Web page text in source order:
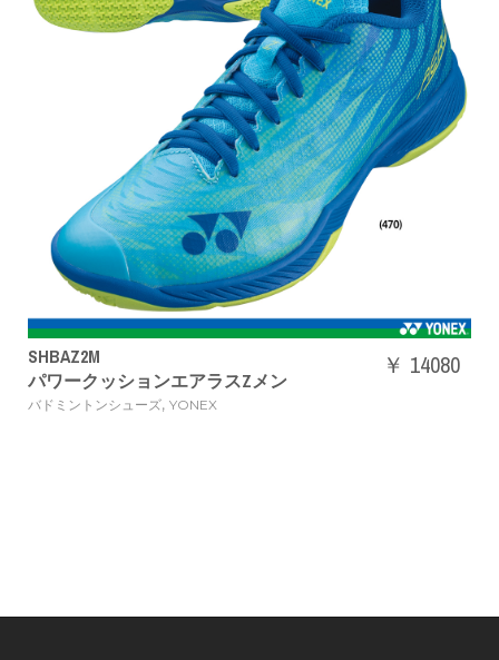
SHBAZ2M
パワークッションエアラスZメン
バドミントンシューズ, YONEX
￥ 14080